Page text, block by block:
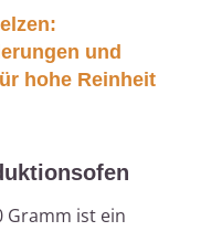
und
hohe Reinheit
Gramm ist ein